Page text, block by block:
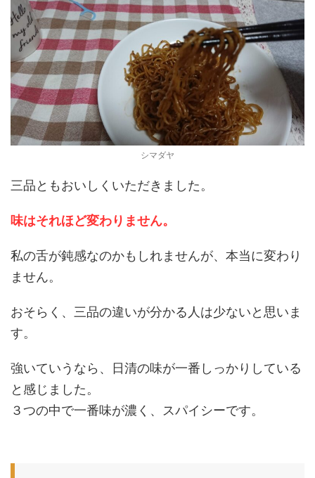
シマダヤ
三品ともおいしくいただきました。
味はそれほど変わりません。
私の舌が鈍感なのかもしれませんが、本当に変わり
ません。
おそらく、三品の違いが分かる人は少ないと思いま
す。
強いていうなら、日清の味が一番しっかりしている
と感じました。
３つの中で一番味が濃く、スパイシーです。